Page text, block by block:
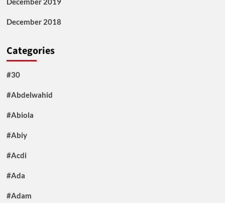
December 2018
Categories
#30
#Abdelwahid
#Abiola
#Abiy
#Acdi
#Ada
#Adam